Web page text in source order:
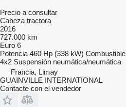
Precio a consultar
Cabeza tractora
2016
727.000 km
Euro 6
Potencia 460 Hp (338 kW) Combustible
4x2 Suspensión neumática/neumática
Francia, Limay
GUAINVILLE INTERNATIONAL
Contacte con el vendedor